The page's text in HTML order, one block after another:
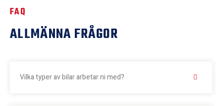
FAQ
ALLMÄNNA FRÅGOR
Vilka typer av bilar arbetar ni med?